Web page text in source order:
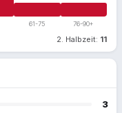
61-75 76-90+
2. Halbzeit: 11
3